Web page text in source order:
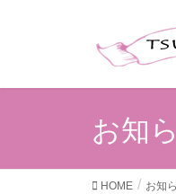
お知
HOME お知